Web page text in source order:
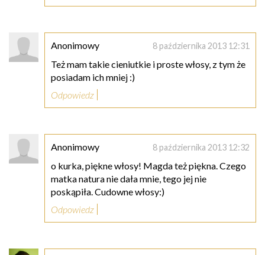
Anonimowy 8 października 2013 12:31
Też mam takie cieniutkie i proste włosy, z tym że
posiadam ich mniej :)
Odpowiedz
Anonimowy 8 października 2013 12:32
o kurka, piękne włosy! Magda też piękna. Czego
matka natura nie dała mnie, tego jej nie
poskąpiła. Cudowne włosy:)
Odpowiedz